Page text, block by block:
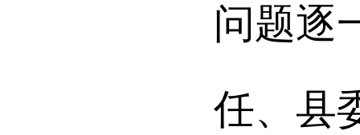
问题逐
任、县